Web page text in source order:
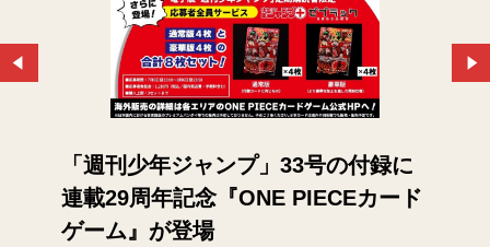
「週刊少年ジャンプ」33号の付録に
連載29周年記念『ONE PIECEカード
ゲーム』が登場